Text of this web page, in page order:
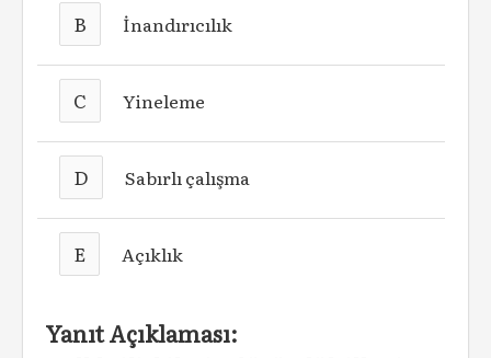
B İnandırıcılık
C Yineleme
D Sabırlı çalışma
E Açıklık
Yanıt Açıklaması: